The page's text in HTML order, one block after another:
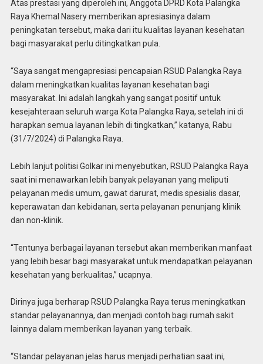
Atas prestasi yang diperoleh ini, Anggota DPRD Kota Palangka
Raya Khemal Nasery memberikan apresiasinya dalam
peningkatan tersebut, maka dari itu kualitas layanan kesehatan
bagi masyarakat perlu ditingkatkan pula.
“Saya sangat mengapresiasi pencapaian RSUD Palangka Raya
dalam meningkatkan kualitas layanan kesehatan bagi
masyarakat. Ini adalah langkah yang sangat positif untuk
kesejahteraan seluruh warga Kota Palangka Raya, setelah ini di
harapkan semua layanan lebih di tingkatkan,” katanya, Rabu
(31/7/2024) di Palangka Raya.
Lebih lanjut politisi Golkar ini menyebutkan, RSUD Palangka Raya
saat ini menawarkan lebih banyak pelayanan yang meliputi
pelayanan medis umum, gawat darurat, medis spesialis dasar,
keperawatan dan kebidanan, serta pelayanan penunjang klinik
dan non-klinik.
“Tentunya berbagai layanan tersebut akan memberikan manfaat
yang lebih besar bagi masyarakat untuk mendapatkan pelayanan
kesehatan yang berkualitas,” ucapnya.
Dirinya juga berharap RSUD Palangka Raya terus meningkatkan
standar pelayanannya, dan menjadi contoh bagi rumah sakit
lainnya dalam memberikan layanan yang terbaik.
“Standar pelayanan jelas harus menjadi perhatian saat ini,